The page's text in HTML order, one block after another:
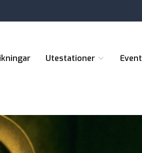
Utestationer Event